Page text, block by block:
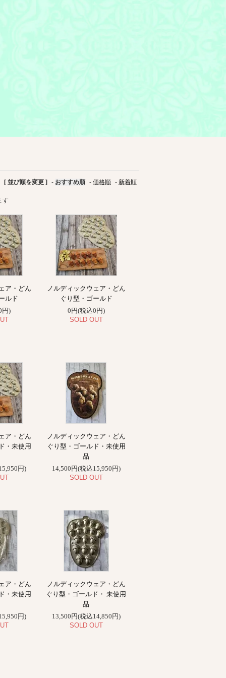
[ 並び順を変更 ] - おすすめ順 - 価格順 - 新着順
す
ア・どん
ルド
円)
ノルディックウェア・どん
ぐり型・ゴールド
0円(税込0円)
SOLD OUT
ア・どん
・未使用
円)
ノルディックウェア・どん
ぐり型・ゴールド・未使用
品
14,500円(税込15,950円)
SOLD OUT
ア・どん
・未使用
円)
ノルディックウェア・どん
ぐり型・ゴールド・ 未使用
品
13,500円(税込14,850円)
SOLD OUT